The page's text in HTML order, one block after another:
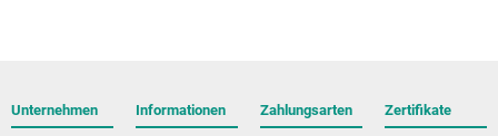
Unternehmen Informationen Zahlungsarten Zertifikate